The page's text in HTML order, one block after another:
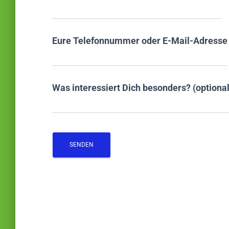
Eure Telefonnummer oder E-Mail-Adresse
Was interessiert Dich besonders?